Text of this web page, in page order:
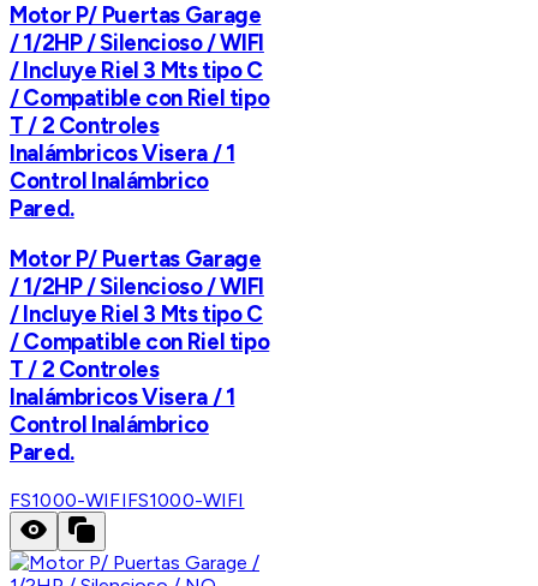
Motor P/ Puertas Garage
/ 1/2HP / Silencioso / WIFI
/ Incluye Riel 3 Mts tipo C
/ Compatible con Riel tipo
T / 2 Controles
Inalámbricos Visera / 1
Control Inalámbrico
Pared.
Motor P/ Puertas Garage
/ 1/2HP / Silencioso / WIFI
/ Incluye Riel 3 Mts tipo C
/ Compatible con Riel tipo
T / 2 Controles
Inalámbricos Visera / 1
Control Inalámbrico
Pared.
FS1000-WIFIFS1000-WIFI